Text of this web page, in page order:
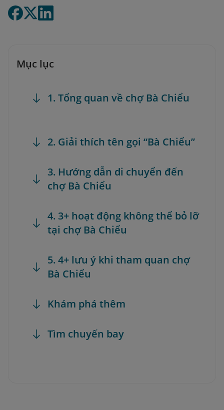
Mục lục
1. Tổng quan về chợ Bà Chiểu
2. Giải thích tên gọi “Bà Chiểu”
3. Hướng dẫn di chuyển đến
chợ Bà Chiểu
4. 3+ hoạt động không thể bỏ lỡ
tại chợ Bà Chiểu
5. 4+ lưu ý khi tham quan chợ
Bà Chiểu
Khám phá thêm
Tìm chuyến bay